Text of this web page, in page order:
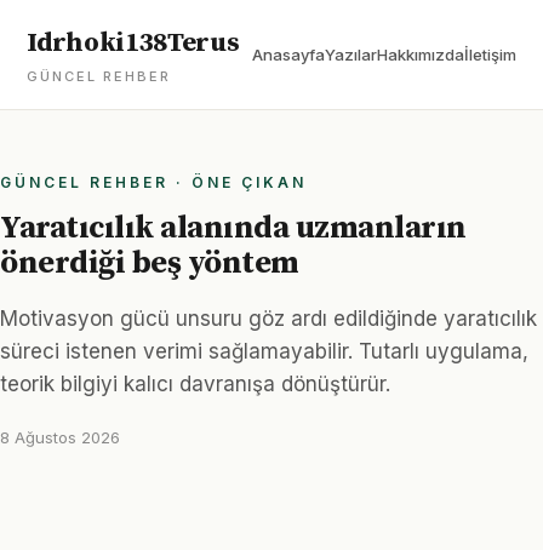
Idrhoki138Terus
GÜNCEL REHBER
AnasayfaYazılarHakkımızdaİletişim
GÜNCEL REHBER · ÖNE ÇIKAN
Yaratıcılık alanında uzmanların
önerdiği beş yöntem
Motivasyon gücü unsuru göz ardı edildiğinde yaratıcılık
süreci istenen verimi sağlamayabilir. Tutarlı uygulama,
teorik bilgiyi kalıcı davranışa dönüştürür.
8 Ağustos 2026